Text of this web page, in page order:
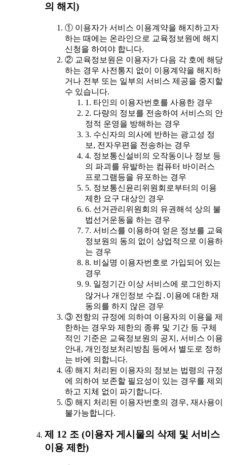
의 해지)
① 이용자가 서비스 이용계약을 해지하고자
하는 때에는 온라인으로 교육정보원에 해지
신청을 하여야 합니다.
② 교육정보원은 이용자가 다음 각 호에 해당
하는 경우 사전통지 없이 이용계약을 해지하
거나 전부 또는 일부의 서비스 제공을 중지할
수 있습니다.
1. 타인의 이용자번호를 사용한 경우
2. 다량의 정보를 전송하여 서비스의 안
정적 운영을 방해하는 경우
3. 수신자의 의사에 반하는 광고성 정
보, 전자우편을 전송하는 경우
4. 정보통신설비의 오작동이나 정보 등
의 파괴를 유발하는 컴퓨터 바이러스
프로그램등을 유포하는 경우
5. 정보통신윤리위원회로부터의 이용
제한 요구 대상인 경우
6. 선거관리위원회의 유권해석 상의 불
법선거운동을 하는 경우
7. 서비스를 이용하여 얻은 정보를 교육
정보원의 동의 없이 상업적으로 이용하
는 경우
8. 비실명 이용자번호로 가입되어 있는
경우
9. 일정기간 이상 서비스에 로그인하지
않거나 개인정보 수집․이용에 대한 재
동의를 하지 않은 경우
③ 전항의 규정에 의하여 이용자의 이용을 제
한하는 경우와 제한의 종류 및 기간 등 구체
적인 기준은 교육정보원의 공지, 서비스 이용
안내, 개인정보처리방침 등에서 별도로 정하
는 바에 의합니다.
④ 해지 처리된 이용자의 정보는 법령의 규정
에 의하여 보존할 필요성이 있는 경우를 제외
하고 지체 없이 파기합니다.
⑤ 해지 처리된 이용자번호의 경우, 재사용이
불가능합니다.
제 12 조 (이용자 게시물의 삭제 및 서비스
이용 제한)